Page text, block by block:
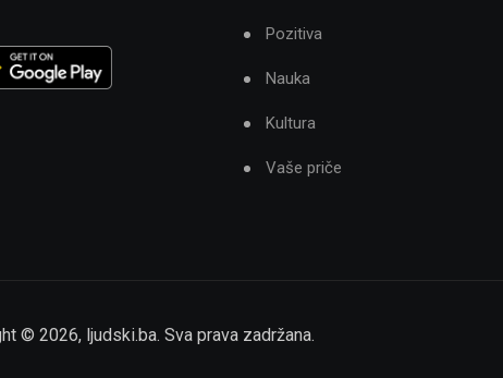
Pozitiva
Nauka
Kultura
Vaše priče
© 2026, ljudski.ba. Sva prava zadržana.